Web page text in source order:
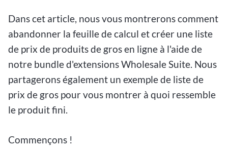
Dans cet article, nous vous montrerons comment
abandonner la feuille de calcul et créer une liste
de prix de produits de gros en ligne à l'aide de
notre bundle d'extensions Wholesale Suite. Nous
partagerons également un exemple de liste de
prix de gros pour vous montrer à quoi ressemble
le produit fini.
Commençons !